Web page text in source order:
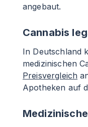
angebaut.
Cannabis
In Deutschland
medizinischen
Preisvergleich
Apotheken auf